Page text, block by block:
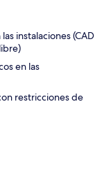
instalaciones (CAD
en las
restricciones de